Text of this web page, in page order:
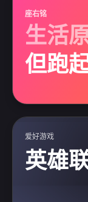
座右铭
生活
但跑
爱好游戏
英雄